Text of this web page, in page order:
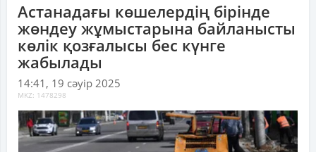
Астанадағы көшелердің бірінде
жөндеу жұмыстарына байланысты
көлік қозғалысы бес күнге
жабылады
14:41, 19 сәуір 2025
MKZ: 1478298